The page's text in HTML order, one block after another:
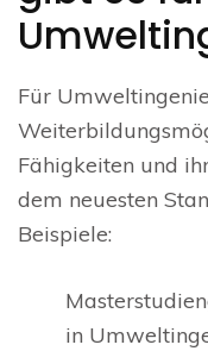
Für
Fähigkeiten und
dem neuesten
Beispiele:
in